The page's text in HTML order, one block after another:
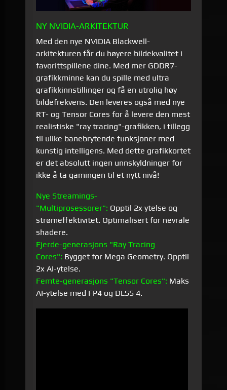
NY NVIDIA-ARKITEKTUR
Med den nye NVIDIA Blackwell-
arkitekturen får du høyere bildekvalitet i
favorittspillene dine. Med mer GDDR7-
grafikkminne kan du spille med ultra
grafikkinnstillinger og få en utrolig høy
bildefrekvens. Den leveres også med nye
RT- og Tensor Cores for å levere den mest
realistiske "ray tracing"-grafikken, i tillegg
til ulike banebrytende funksjoner med
kunstig intelligens. Med dette grafikkortet
er det absolutt ingen unnskyldninger for
ikke å ta gamingen til et nytt nivå!
Nye Streamings-
"Multiprosessorer": Opptil 2x ytelse og
strømeffektivitet. Optimalisert for nevrale
shadere.
Fjerde-generasjons "Ray Tracing
Cores": Bygget for Mega Geometry. Opptil
2x AI-ytelse.
Femte-generasjons "Tensor Cores": Maks
AI-ytelse med FP4 og DLSS 4.